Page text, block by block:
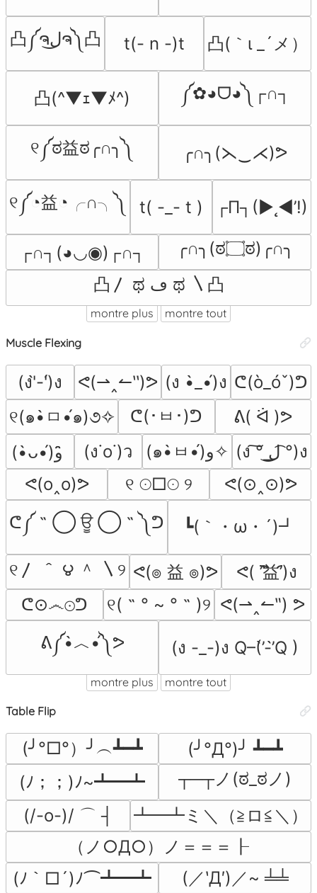
凸༼ຈل͜ຈ༽凸 t(- n -)t 凸(｀ι _´メ）
凸(^▼ｪ▼ﾒ^) ༼✿◕ᗜ◕༽┌∩┐
୧༼ಠ益ಠ╭∩╮༽ ╭∩╮(⋋‿⋌)ᕗ
୧༼◔益◔╭∩╮༽ t( -_- t ) ┌П┐(►˛◄’!)
┌∩┐(◕◡◉)┌∩┐
╭∩╮(ಠ۝ಠ)╭∩╮
凸〳 ಥ ڡ ಥ 〵凸
montre plus montre tout
Muscle Flexing
(ง'̀-'́)ง ᕙ(⇀‸↼‵‵)ᕗ (ง •̀_•́)ง ᕦ(ò_óˇ)ᕤ
୧(๑•̀ㅁ•́๑)૭✧
ᕦ(･ㅂ･)ᕤ
ᕕ( ᐛ )ᕗ
(ง˙o˙)ว (๑•̀ㅂ•́)و✧
(ง ͠° ͟ل͜ ͡°)ง
ᕙ(o‸o)ᕗ
୧ ☉□☉ ୨
ᕙ(⊙‸⊙)ᕗ
ᕦ༼ ˵ ◯ ਊ ◯ ˵ ༽ᕤ
┗(｀・ω・´)┛
୧〳 ＾ ౪ ＾ 〵୨ ᕙ(๏ 益 ๏)ᕗ
ᕙ( ︡’︡益’︠)ง
ᕦ⊙෴⊙ᕤ
୧( ˵ ° ~ ° ˵ )୨ ᕙ(⇀‸↼‶) ᕗ
ᕕ༼•̀︿•́༽ᕗ
(ง -_-)ง Q–(’̀-’̀Q )
montre plus montre tout
Table Flip
(╯°□°）╯︵┻━┻
(╯°Д°)╯ ┻━┻
(ﾉ；；)ﾉ~┻━┻
┬─┬ノ(ಠ_ಠノ)
(/-o-)/ ⌒ ┤
┻━┻ミ＼（≧ロ≦＼）
（ノ○Д○）ノ＝＝＝┠
(ﾉ｀□´)ﾉ⌒┻━┻
(／‵Д′)／~ ╧╧